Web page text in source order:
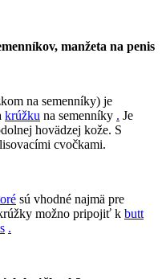
manžeta na penis
na semenníky) je
krúžku na semenníky . Je
hovädzej kože. S
cvočkami.
sú vhodné najmä pre
možno pripojiť k butt
.